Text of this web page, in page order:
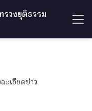
วงยุติธรรม
ะเอียดข่าว